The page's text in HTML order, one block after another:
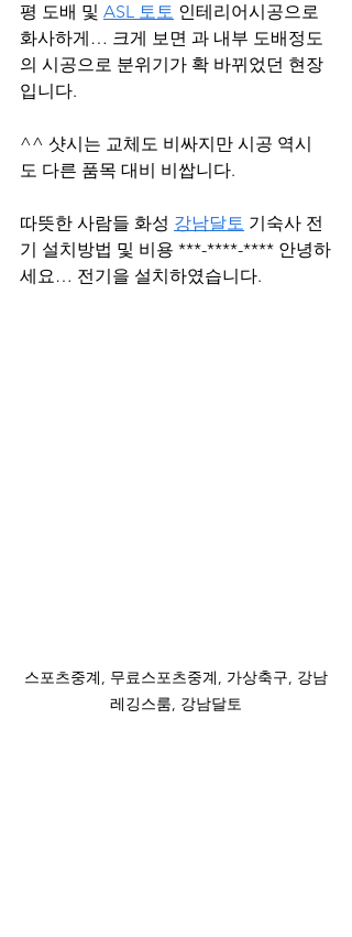
평 도배 및 ASL 토토 인테리어시공으로
화사하게… 크게 보면 과 내부 도배정도
의 시공으로 분위기가 확 바뀌었던 현장
입니다.
^^ 샷시는 교체도 비싸지만 시공 역시
도 다른 품목 대비 비쌉니다.
따뜻한 사람들 화성 강남달토 기숙사 전
기 설치방법 및 비용 ***-****-**** 안녕하
세요… 전기을 설치하였습니다.
스포츠중계, 무료스포츠중계, 가상축구, 강남
레깅스룸, 강남달토